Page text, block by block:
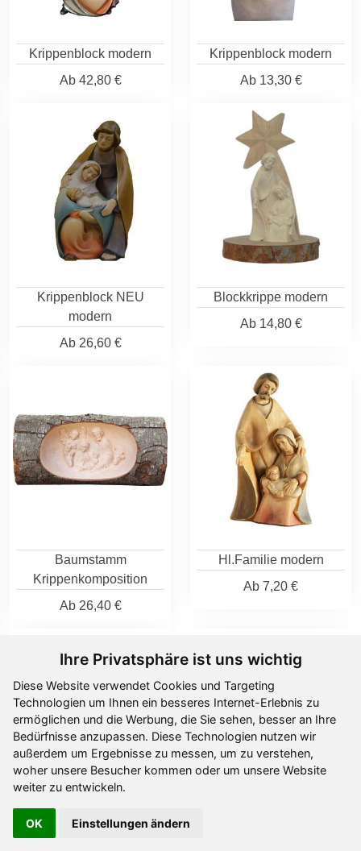
Ihre Privatsphäre ist uns wichtig
Diese Website verwendet Cookies und Targeting
Technologien um Ihnen ein besseres Internet-Erlebnis zu
ermöglichen und die Werbung, die Sie sehen, besser an Ihre
Bedürfnisse anzupassen. Diese Technologien nutzen wir
außerdem um Ergebnisse zu messen, um zu verstehen,
woher unsere Besucher kommen oder um unsere Website
weiter zu entwickeln.
OK Einstellungen ändern
Krippenblock modern
Ab42,80 €
Krippenblock modern
Ab13,30 €
Krippenblock NEU
modern
Ab26,60 €
Blockkrippe modern
Ab14,80 €
Baumstamm
Krippenkomposition
Ab26,40 €
Hl.Familie modern
Ab 7,20 €
Hl.Familie modern